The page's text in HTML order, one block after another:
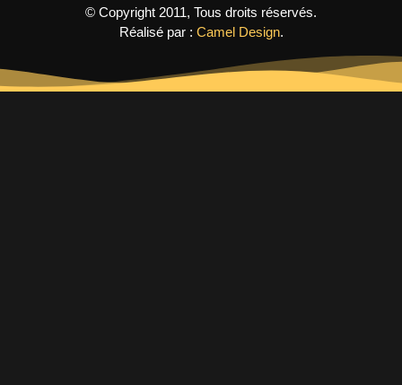
© Copyright 2011, Tous droits réservés.
Réalisé par : Camel Design.